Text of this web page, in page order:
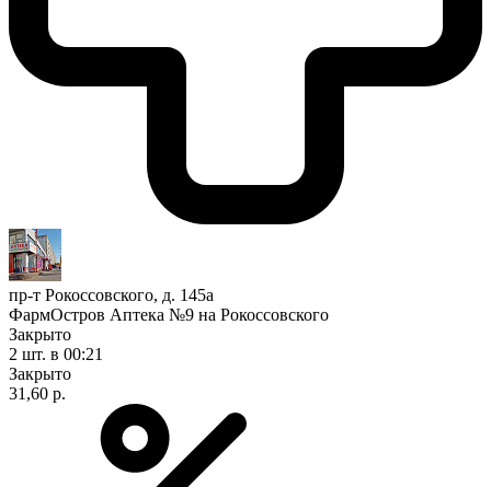
пр-т Рокоссовского, д. 145а
ФармОстров Аптека №9 на Рокоссовского
Закрыто
2 шт. в 00:21
Закрыто
31,60 р.